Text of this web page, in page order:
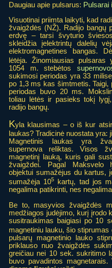
Daugiau apie pulsarus: Pulsarai
Visuotinai priimta laikyti, kad
žvaigždės (NŽ). Radijo bangų
erdvę – tarsi švyturio
skleidžia įelektrintų dalelių
elektromagnetines bangas.
lėtėja. Žinomiausias pulsaras
1054 m. stebėtos
sukimosi periodas yra 33
po 1,3 ms kas šimtmetis. Taigi,
periodas buvo 20 ms.
toliau lėtės ir pasieks tokį
radijo bangų.
Kyla klausimas – o iš kur
laukas? Tradicinė nuostata yra:
Magnetinis laukas yra
supernova reliktas. Visos
magnetinį lauką, kuris gali
žvaigždei. Pagal Maksvelo
objektui sumažėjus du kartus,
sumažėja 105 kartų, tad jos
negalima patikrinti, nes
Be to, masyvios žvaigždės
medžiagos judėjimo, kurį įrodo
susitraukimas baigiasi po 10
magnetiniu lauku, šio stiprumas
pulsarų magnetinio lauko
priklauso nuo žvaigždės
greičiau nei 10 sek. sukritimo
buvo pavadintos